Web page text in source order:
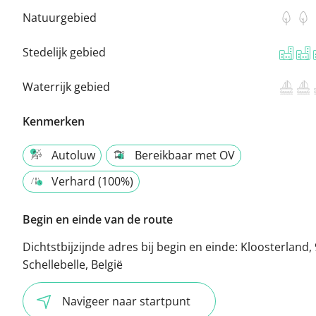
Natuurgebied
Stedelijk gebied
Waterrijk gebied
Kenmerken
Autoluw
Bereikbaar met OV
Verhard (100%)
Begin en einde van de route
Dichtstbijzijnde adres bij begin en einde: Kloosterland,
Schellebelle, België
Navigeer naar startpunt